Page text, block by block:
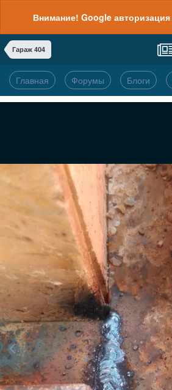
Внимание! Google
Гараж 404
Главная Форумы Блоги